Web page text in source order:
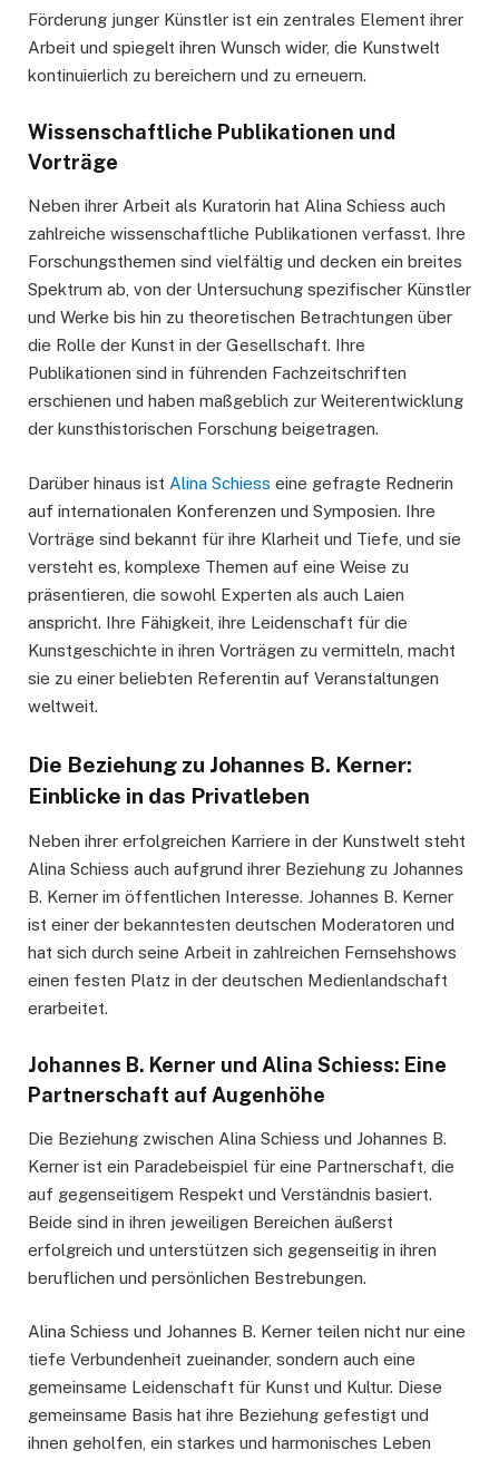
Förderung junger Künstler ist ein zentrales Element ihrer
Arbeit und spiegelt ihren Wunsch wider, die Kunstwelt
kontinuierlich zu bereichern und zu erneuern.
Wissenschaftliche Publikationen und
Vorträge
Neben ihrer Arbeit als Kuratorin hat Alina Schiess auch
zahlreiche wissenschaftliche Publikationen verfasst. Ihre
Forschungsthemen sind vielfältig und decken ein breites
Spektrum ab, von der Untersuchung spezifischer Künstler
und Werke bis hin zu theoretischen Betrachtungen über
die Rolle der Kunst in der Gesellschaft. Ihre
Publikationen sind in führenden Fachzeitschriften
erschienen und haben maßgeblich zur Weiterentwicklung
der kunsthistorischen Forschung beigetragen.
Darüber hinaus ist Alina Schiess eine gefragte Rednerin
auf internationalen Konferenzen und Symposien. Ihre
Vorträge sind bekannt für ihre Klarheit und Tiefe, und sie
versteht es, komplexe Themen auf eine Weise zu
präsentieren, die sowohl Experten als auch Laien
anspricht. Ihre Fähigkeit, ihre Leidenschaft für die
Kunstgeschichte in ihren Vorträgen zu vermitteln, macht
sie zu einer beliebten Referentin auf Veranstaltungen
weltweit.
Die Beziehung zu Johannes B. Kerner:
Einblicke in das Privatleben
Neben ihrer erfolgreichen Karriere in der Kunstwelt steht
Alina Schiess auch aufgrund ihrer Beziehung zu Johannes
B. Kerner im öffentlichen Interesse. Johannes B. Kerner
ist einer der bekanntesten deutschen Moderatoren und
hat sich durch seine Arbeit in zahlreichen Fernsehshows
einen festen Platz in der deutschen Medienlandschaft
erarbeitet.
Johannes B. Kerner und Alina Schiess: Eine
Partnerschaft auf Augenhöhe
Die Beziehung zwischen Alina Schiess und Johannes B.
Kerner ist ein Paradebeispiel für eine Partnerschaft, die
auf gegenseitigem Respekt und Verständnis basiert.
Beide sind in ihren jeweiligen Bereichen äußerst
erfolgreich und unterstützen sich gegenseitig in ihren
beruflichen und persönlichen Bestrebungen.
Alina Schiess und Johannes B. Kerner teilen nicht nur eine
tiefe Verbundenheit zueinander, sondern auch eine
gemeinsame Leidenschaft für Kunst und Kultur. Diese
gemeinsame Basis hat ihre Beziehung gefestigt und
ihnen geholfen, ein starkes und harmonisches Leben